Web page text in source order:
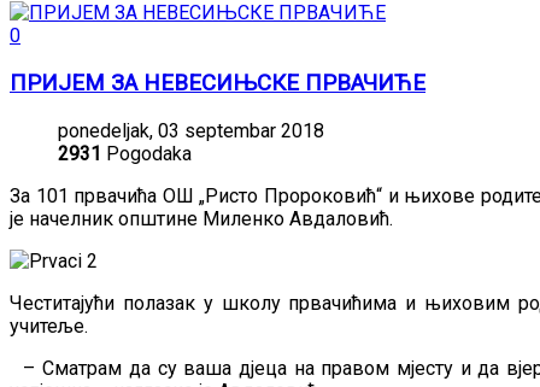
0
ПРИЈЕМ ЗА НЕВЕСИЊСКЕ ПРВАЧИЋЕ
ponedeljak, 03 septembar 2018
2931 Pogodaka
За 101 првачића ОШ „Ристо Пророковић“ и њихове
je начелник општине Миленко Авдаловић.
Честитајући полазак у школу првачићима и њиховим
учитеље.
– Сматрам да су ваша дјеца на правом мјесту и да